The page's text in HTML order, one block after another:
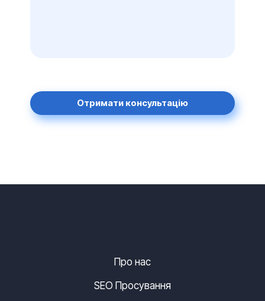
Отримати консультацію
Про нас
SEO Просування